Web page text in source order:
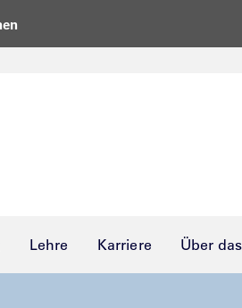
Lehre Karriere Über